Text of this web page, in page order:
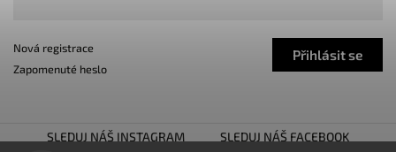
Přihlásit se
Nová registrace
Zapomenuté heslo
SLEDUJ NÁŠ INSTAGRAM SLEDUJ NÁŠ FACEBOOK